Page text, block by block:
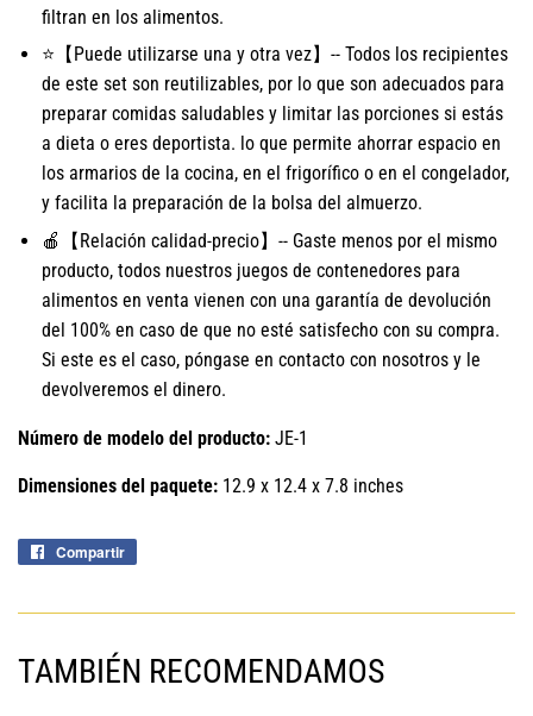
filtran en los alimentos.
⭐【Puede utilizarse una y otra vez】-- Todos los recipientes
de este set son reutilizables, por lo que son adecuados para
preparar comidas saludables y limitar las porciones si estás
a dieta o eres deportista. lo que permite ahorrar espacio en
los armarios de la cocina, en el frigorífico o en el congelador,
y facilita la preparación de la bolsa del almuerzo.
🍎【Relación calidad-precio】-- Gaste menos por el mismo
producto, todos nuestros juegos de contenedores para
alimentos en venta vienen con una garantía de devolución
del 100% en caso de que no esté satisfecho con su compra.
Si este es el caso, póngase en contacto con nosotros y le
devolveremos el dinero.
Número de modelo del producto: JE-1
Dimensiones del paquete: 12.9 x 12.4 x 7.8 inches
Compartir
TAMBIÉN RECOMENDAMOS